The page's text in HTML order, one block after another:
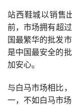
站西鞋城以销售
前，市场拥有超
国最繁华的批发
是中国最安全的
加安心。
与白马市场相比
一，不如白马市场